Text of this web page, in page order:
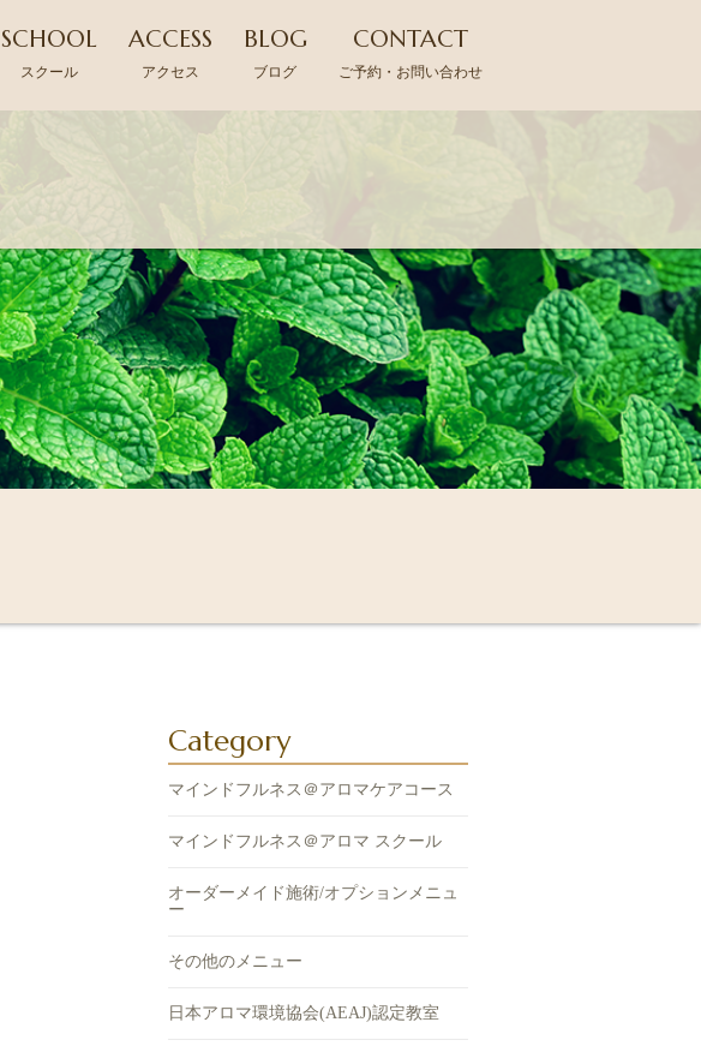
SCHOOL
スクール
ACCESS
アクセス
BLOG
ブログ
CONTACT
ご予約・お問い合わせ
Category
マインドフルネス＠アロマケアコース
マインドフルネス＠アロマ スクール
オーダーメイド施術/オプションメニュ
ー
その他のメニュー
日本アロマ環境協会(AEAJ)認定教室